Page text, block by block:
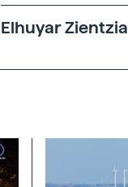
Elhuyar Zientzia